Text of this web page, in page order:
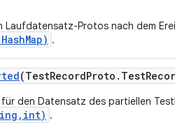
Laufdatensatz-Protos nach dem
.
(TestRecordProto . Test
den Datensatz des partiellen
.